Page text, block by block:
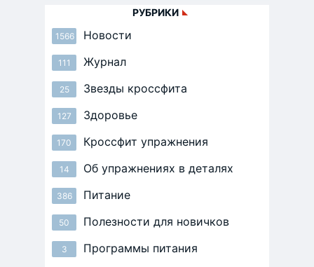
РУБРИКИ
1566 Новости
111 Журнал
25 Звезды кроссфита
127 Здоровье
170 Кроссфит упражнения
14 Об упражнениях в деталях
386 Питание
50 Полезности для новичков
3 Программы питания